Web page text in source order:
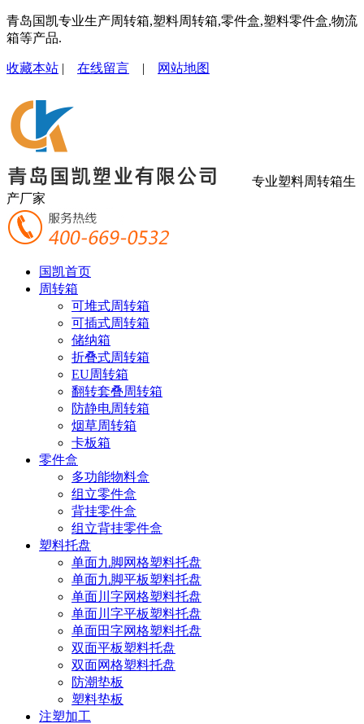
青岛国凯专业生产周转箱,塑料周转箱,零件盒,塑料零件盒,物流
箱等产品.
收藏本站 | 在线留言 | 网站地图
专业塑料周转箱生
产厂家
国凯首页
周转箱
可堆式周转箱
可插式周转箱
储纳箱
折叠式周转箱
EU周转箱
翻转套叠周转箱
防静电周转箱
烟草周转箱
卡板箱
零件盒
多功能物料盒
组立零件盒
背挂零件盒
组立背挂零件盒
塑料托盘
单面九脚网格塑料托盘
单面九脚平板塑料托盘
单面川字网格塑料托盘
单面川字平板塑料托盘
单面田字网格塑料托盘
双面平板塑料托盘
双面网格塑料托盘
防潮垫板
塑料垫板
注塑加工